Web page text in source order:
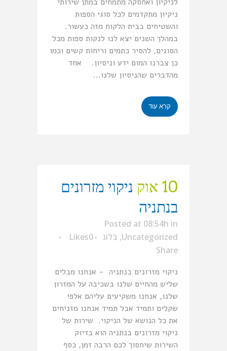
ניקיון מתקדמים לכל סוגי הספות
והשטיחים בבית הלקוח מזה כעשור.
במהלך השנים יצא לנו לנקות ספות מכל
הסוגים, להסיר כתמים וריחות קשים וכמו
כן צברנו המום ידע וניסיון. אחד
מהדברים שהניסיון שלנו...
קרא עוד
10 אוק
ניקוי מזרונים
בנתניה
Posted at 08:54h in
Uncategorized
, בלוג 0
Likes
Share
ניקוי מזרונים בנתניה - אנחנו מבלים
שליש מהחיים שלנו בשכיבה על המזרון
שלנו, אנחנו משקיעים עליהם אלפי
שקלים ותמיד אבל תמיד אנחנו מזניחים
את כל הנושא של הניקוי. שירות של
ניקוי מזרונים בנתניה הוא בדיוק
השירות שיחסוך לכם הרבה זמן, כסף